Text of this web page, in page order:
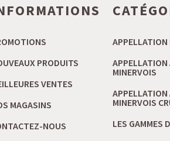
PRODUITS
VENTES
MAGASINS
NOUS
APPELLATION
APPELLATION
MINERVOIS
APPELLATION
MINERVOIS
LES GAMMES